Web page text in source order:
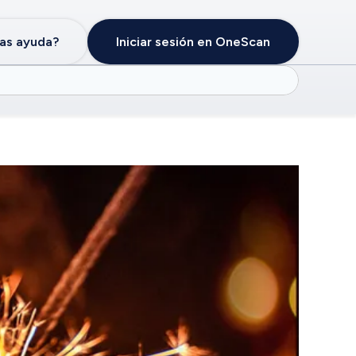
ayuda? Iniciar sesión en OneScan